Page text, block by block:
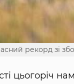
рекорд зі
цьогоріч